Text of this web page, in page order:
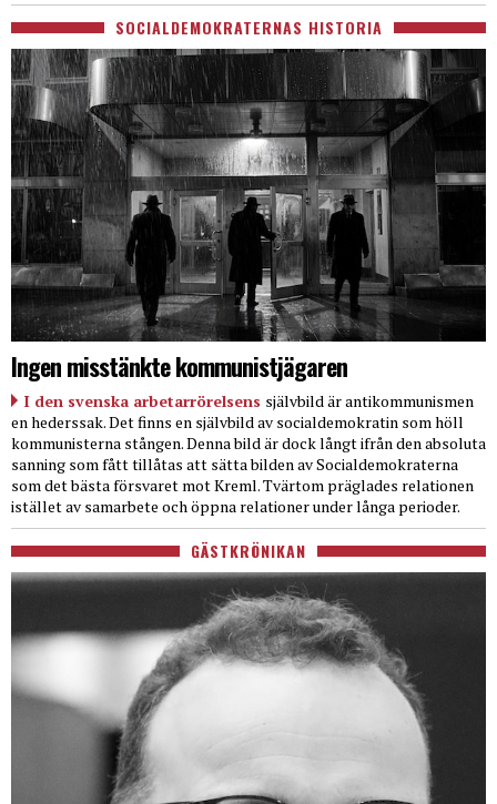
SOCIALDEMOKRATERNAS HISTORIA
Ingen misstänkte kommunistjägaren
I den svenska arbetarrörelsens självbild är antikommunismen
en hederssak. Det finns en självbild av socialdemokratin som höll
kommunisterna stången. Denna bild är dock långt ifrån den absoluta
sanning som fått tillåtas att sätta bilden av Socialdemokraterna
som det bästa försvaret mot Kreml. Tvärtom präglades relationen
istället av samarbete och öppna relationer under långa perioder.
GÄSTKRÖNIKAN